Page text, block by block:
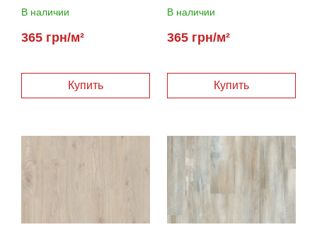
В наличии
365 грн/м²
В наличии
365 грн/м²